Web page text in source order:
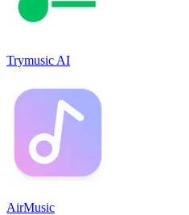
Trymusic AI
AirMusic